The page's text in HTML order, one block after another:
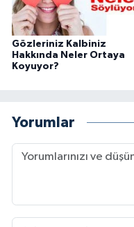
Gözleriniz Kalbiniz
Hakkında Neler Ortaya
Koyuyor?
Yorumlar